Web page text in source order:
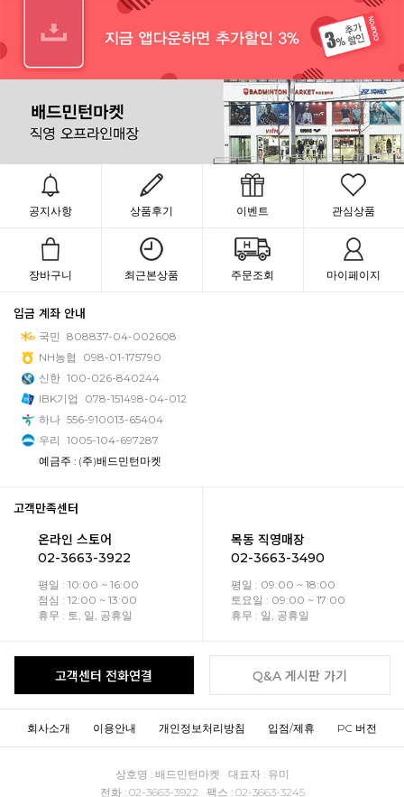
공지사항 상품후기 이벤트 관심상품
장바구니 최근본상품 주문조회 마이페이지
입금 계좌 안내
국민 808837-04-002608
NH농협
098-01-175790
신한 100-026-840244
IBK기업
078-151498-04-012
하나 556-910013-65404
우리 1005-104-697287
예금주 : (주)배드민턴마켓
고객만족센터
온라인 스토어
02-3663-3922
평일 : 10:00 ~ 16:00
점심 : 12:00 ~ 13:00
휴무 : 토, 일, 공휴일
목동 직영매장
02-3663-3490
평일 : 09:00 ~ 18:00
토요일 : 09:00 ~ 17:00
휴무 : 일, 공휴일
고객센터 전화연결 Q&A 게시판 가기
회사소개 이용안내 개인정보처리방침 입점/제휴 PC 버전
상호명 : 배드민턴마켓 대표자 : 유미
전화 : 02-3663-3922 팩스 : 02-3663-3245